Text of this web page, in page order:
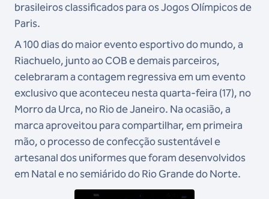
brasileiros classificados para os Jogos Olímpicos de
Paris.
A 100 dias do maior evento esportivo do mundo, a
Riachuelo, junto ao COB e demais parceiros,
celebraram a contagem regressiva em um evento
exclusivo que aconteceu nesta quarta-feira (17), no
Morro da Urca, no Rio de Janeiro. Na ocasião, a
marca aproveitou para compartilhar, em primeira
mão, o processo de confecção sustentável e
artesanal dos uniformes que foram desenvolvidos
em Natal e no semiárido do Rio Grande do Norte.